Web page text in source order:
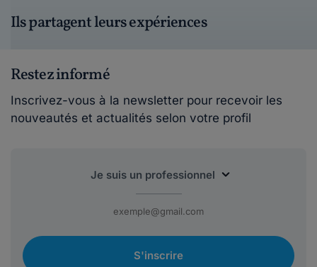
Ils partagent leurs expériences
Restez informé
Inscrivez-vous à la newsletter pour recevoir les
nouveautés et actualités selon votre profil
S'inscrire